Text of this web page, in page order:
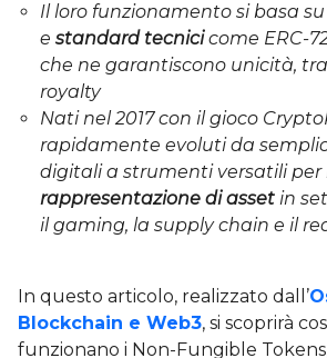
Il loro funzionamento si basa su
e standard tecnicicome ERC-
che ne garantiscono unicità,
royalty
Nati nel 2017 con il gioco
rapidamente evoluti da
digitali a strumenti versatili per
rappresentazione di asset in
il gaming, la supply chain e il
In questo articolo, realizzato dall’
Blockchain e Web3, si scoprirà
funzionano i Non-Fungible